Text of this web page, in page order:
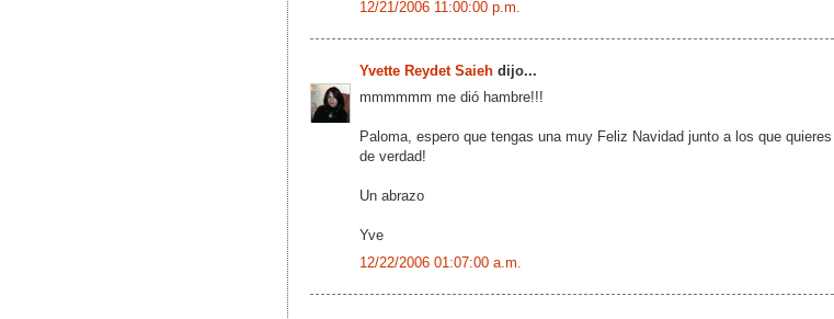
12/21/2006 11:00:00 p.m.
Yvette Reydet Saieh dijo...
mmmmmm me dió hambre!!!
Paloma, espero que tengas una muy Feliz Navidad junto a los que quieres
de verdad!
Un abrazo
Yve
12/22/2006 01:07:00 a.m.